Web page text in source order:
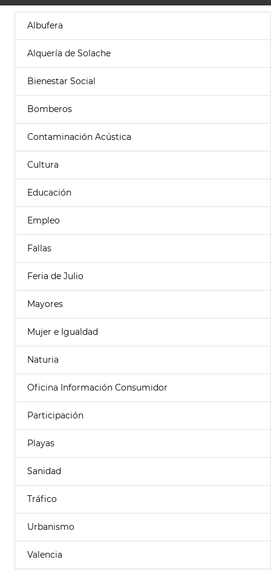
Albufera
Alquería de Solache
Bienestar Social
Bomberos
Contaminación Acústica
Cultura
Educación
Empleo
Fallas
Feria de Julio
Mayores
Mujer e Igualdad
Naturia
Oficina Información Consumidor
Participación
Playas
Sanidad
Tráfico
Urbanismo
Valencia